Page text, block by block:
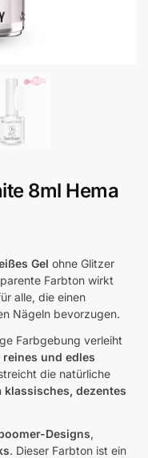
8ml Hema
Gel ohne Glitzer
Farbton wirkt
alle, die einen
Nägeln bevorzugen.
Farbgebung verleiht
und edles
die natürliche
klassisches, dezentes
Designs,
. Dieser Farbton ist ein